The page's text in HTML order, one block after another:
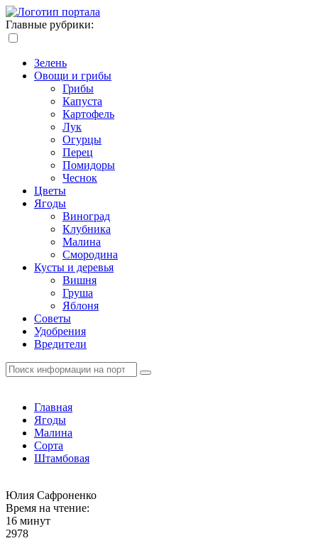
Главные рубрики:
Зелень
Овощи и грибы
Грибы
Капуста
Картофель
Лук
Огурцы
Перец
Помидоры
Чеснок
Цветы
Ягоды
Виноград
Клубника
Малина
Смородина
Кусты и деревья
Вишня
Груша
Яблоня
Советы
Удобрения
Вредители
Главная
Ягоды
Малина
Сорта
Штамбовая
Юлия Сафроненко
Время на чтение:
16 минут
2978